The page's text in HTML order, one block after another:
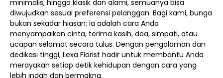
minimalis, hingga klasik dan alami, semuanya bisa
diwujudkan sesuai preferensi pelanggan. Bagi kami, bunga
bukan sekadar hiasan; ia adalah cara Anda
menyampaikan cinta, terima kasih, doa, simpati, atau
ucapan selamat secara tulus. Dengan pengalaman dan
dedikasi tinggi, Lexa Florist hadir untuk membantu Anda
merayakan setiap detik kehidupan dengan cara yang
lebih indah dan bermakna.